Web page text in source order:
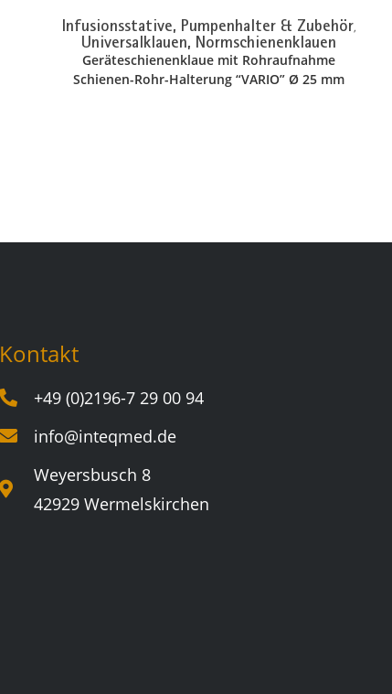
Infusionsstative, Pumpenhalter & Zubehör,
Universalklauen, Normschienenklauen
Geräteschienenklaue mit Rohraufnahme
Schienen-Rohr-Halterung “VARIO” Ø 25 mm
Kontakt
+49 (0)2196-7 29 00 94
info@inteqmed.de
Weyersbusch 8
42929 Wermelskirchen